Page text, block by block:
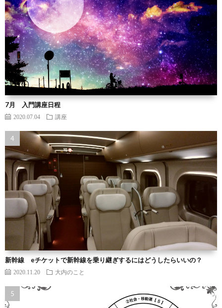
7月 入門講座日程
2020.07.04 講座
新幹線 eチケットで新幹線を乗り継ぎするにはどうしたらいいの？
2020.11.20 大内のこと